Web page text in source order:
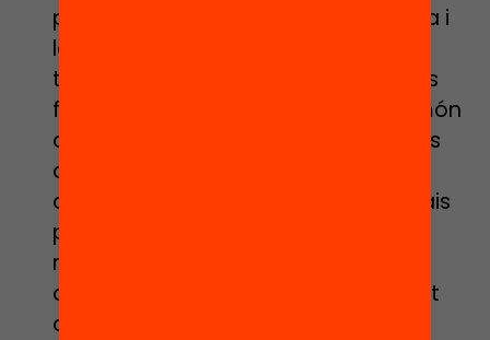
portar a terme una bona tria literària i
la dinamització lectora. Realitzen
també xerrades i laboratoris amb les
famílies, exposicions vinculades al món
dels llibres i una diagnosi, entre altres
actuacions. A més, van organitzar
activitats com “La recerca dels espais
perduts” on amb mapes, càmeres,
retoladors i molta imaginació els
alumnes van poder viure un moment
de lectura íntim o en companyia.